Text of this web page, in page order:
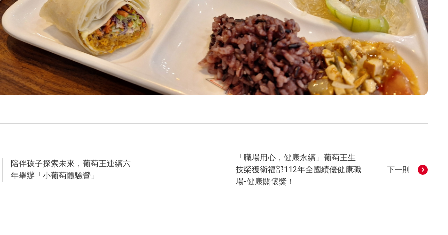
陪伴孩子探索未來，葡萄王連續六
年舉辦「小葡萄體驗營」
「職場用心，健康永續」葡萄王生
技榮獲衛福部112年全國績優健康職
場-健康關懷獎！
下一則